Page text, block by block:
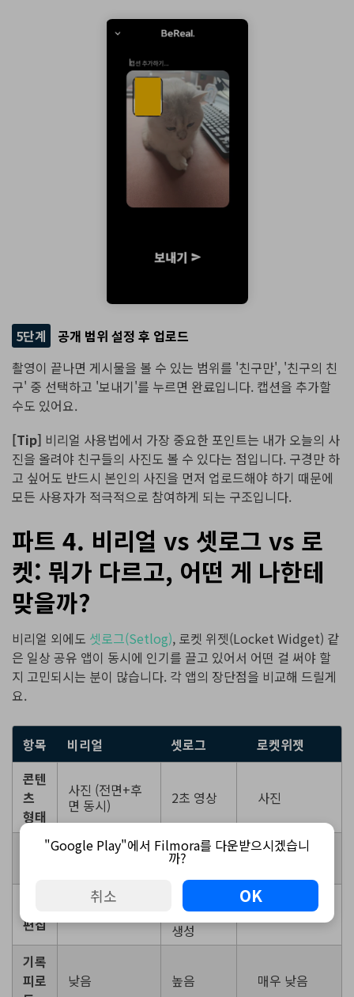
5단계
공개 범위 설정 후 업로드
촬영이 끝나면 게시물을 볼 수 있는 범위를 '친구만', '친구의 친
구' 중 선택하고 '보내기'를 누르면 완료입니다. 캡션을 추가할
수도 있어요.
[Tip] 비리얼 사용법에서 가장 중요한 포인트는 내가 오늘의 사
진을 올려야 친구들의 사진도 볼 수 있다는 점입니다. 구경만 하
고 싶어도 반드시 본인의 사진을 먼저 업로드해야 하기 때문에
모든 사용자가 적극적으로 참여하게 되는 구조입니다.
파트 4. 비리얼 vs 셋로그 vs 로
켓: 뭐가 다르고, 어떤 게 나한테
맞을까?
비리얼 외에도 셋로그(Setlog), 로켓 위젯(Locket Widget) 같
은 일상 공유 앱이 동시에 인기를 끌고 있어서 어떤 걸 써야 할
지 고민되시는 분이 많습니다. 각 앱의 장단점을 비교해 드릴게
요.
항목 비리얼 셋로그
로켓위젯
콘텐
츠
형태
사진 (전면+후
면 동시)
2초 영상 사진
촬영
하루 1회, 무작
매시간 알
림
자유 (알림
편집
로그 자동
생성
없음
기록
피로
낮음 높음 매우 낮음
"Google Play"에서 Filmora를 다운받으시겠습니
까?
취소 OK